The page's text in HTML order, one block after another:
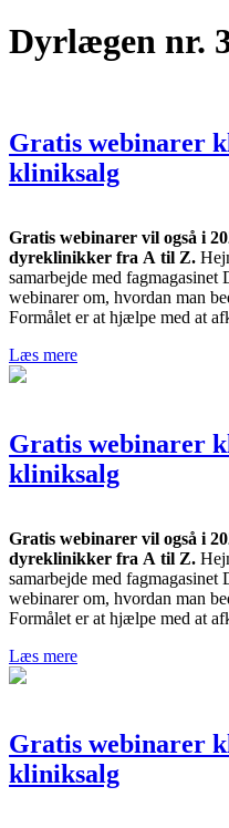
Dyrlægen nr.
Gratis webinarer
kliniksalg
Gratis webinarer vil også i
dyreklinikker fra A til Z.
samarbejde med
webinarer om, hvordan man
Formålet er at hjælpe med at
Læs mere
Gratis webinarer
kliniksalg
Gratis webinarer vil også i
dyreklinikker fra A til Z.
samarbejde med
webinarer om, hvordan man
Formålet er at hjælpe med at
Læs mere
Gratis webinarer
kliniksalg